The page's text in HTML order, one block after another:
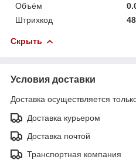
Объём
Штрихкод
Скрыть
Условия доставки
Доставка осуществляется
Доставка курьером
Доставка почтой
Транспортная компания